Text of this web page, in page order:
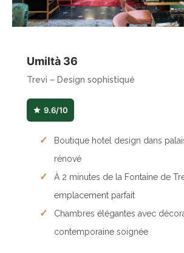
Umiltà 36
Trevi – Design sophistiqué
9.6/10
Boutique hotel design dans
rénové
À 2 minutes de la Fontaine de
emplacement parfait
Chambres élégantes avec
contemporaine soignée